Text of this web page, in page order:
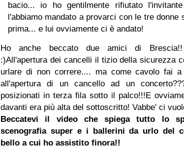
bacio... io ho gentilmente rifiutato
l'abbiamo mandato a provarci con le tre donne
prima... e lui ovviamente ci è andato!
Ho anche beccato due amici di
:)All'apertura dei cancelli il tizio della sicurezza
urlare di non correre.... ma come cavolo fai a
all'apertura di un cancello ad un
posizionati in terza fila sotto il palco!!!E
davanti era più alta del sottoscritto! Vabbe' ci
Beccatevi il video che spiega tutto lo
scenografia super e i ballerini da urlo del
bello a cui ho assistito finora!!